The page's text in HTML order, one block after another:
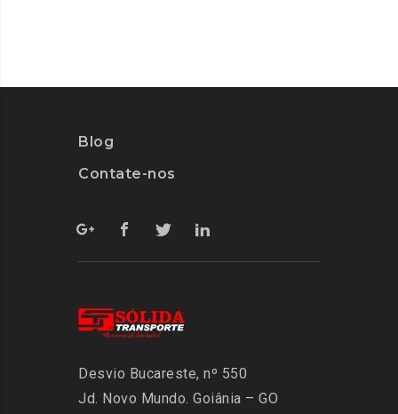
Blog
Contate-nos
Desvio Bucareste, nº 550
Jd. Novo Mundo. Goiânia – GO